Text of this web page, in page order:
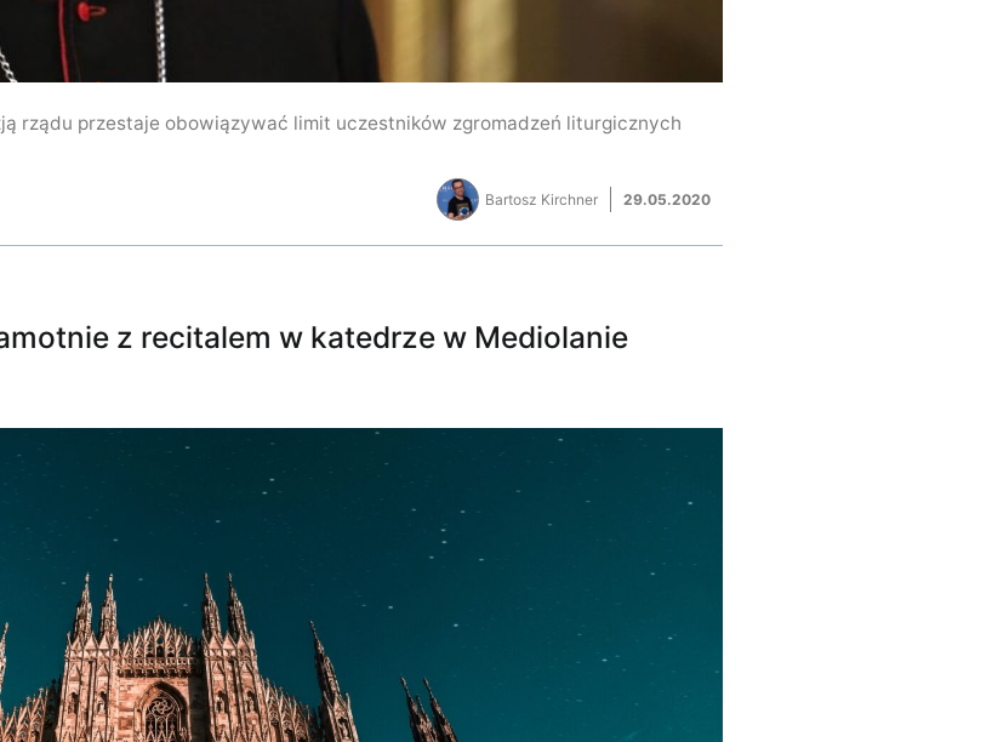
rządu przestaje obowiązywać limit uczestników zgromadzeń liturgicznych
Bartosz Kirchner 29.05.2020
z recitalem w katedrze w Mediolanie